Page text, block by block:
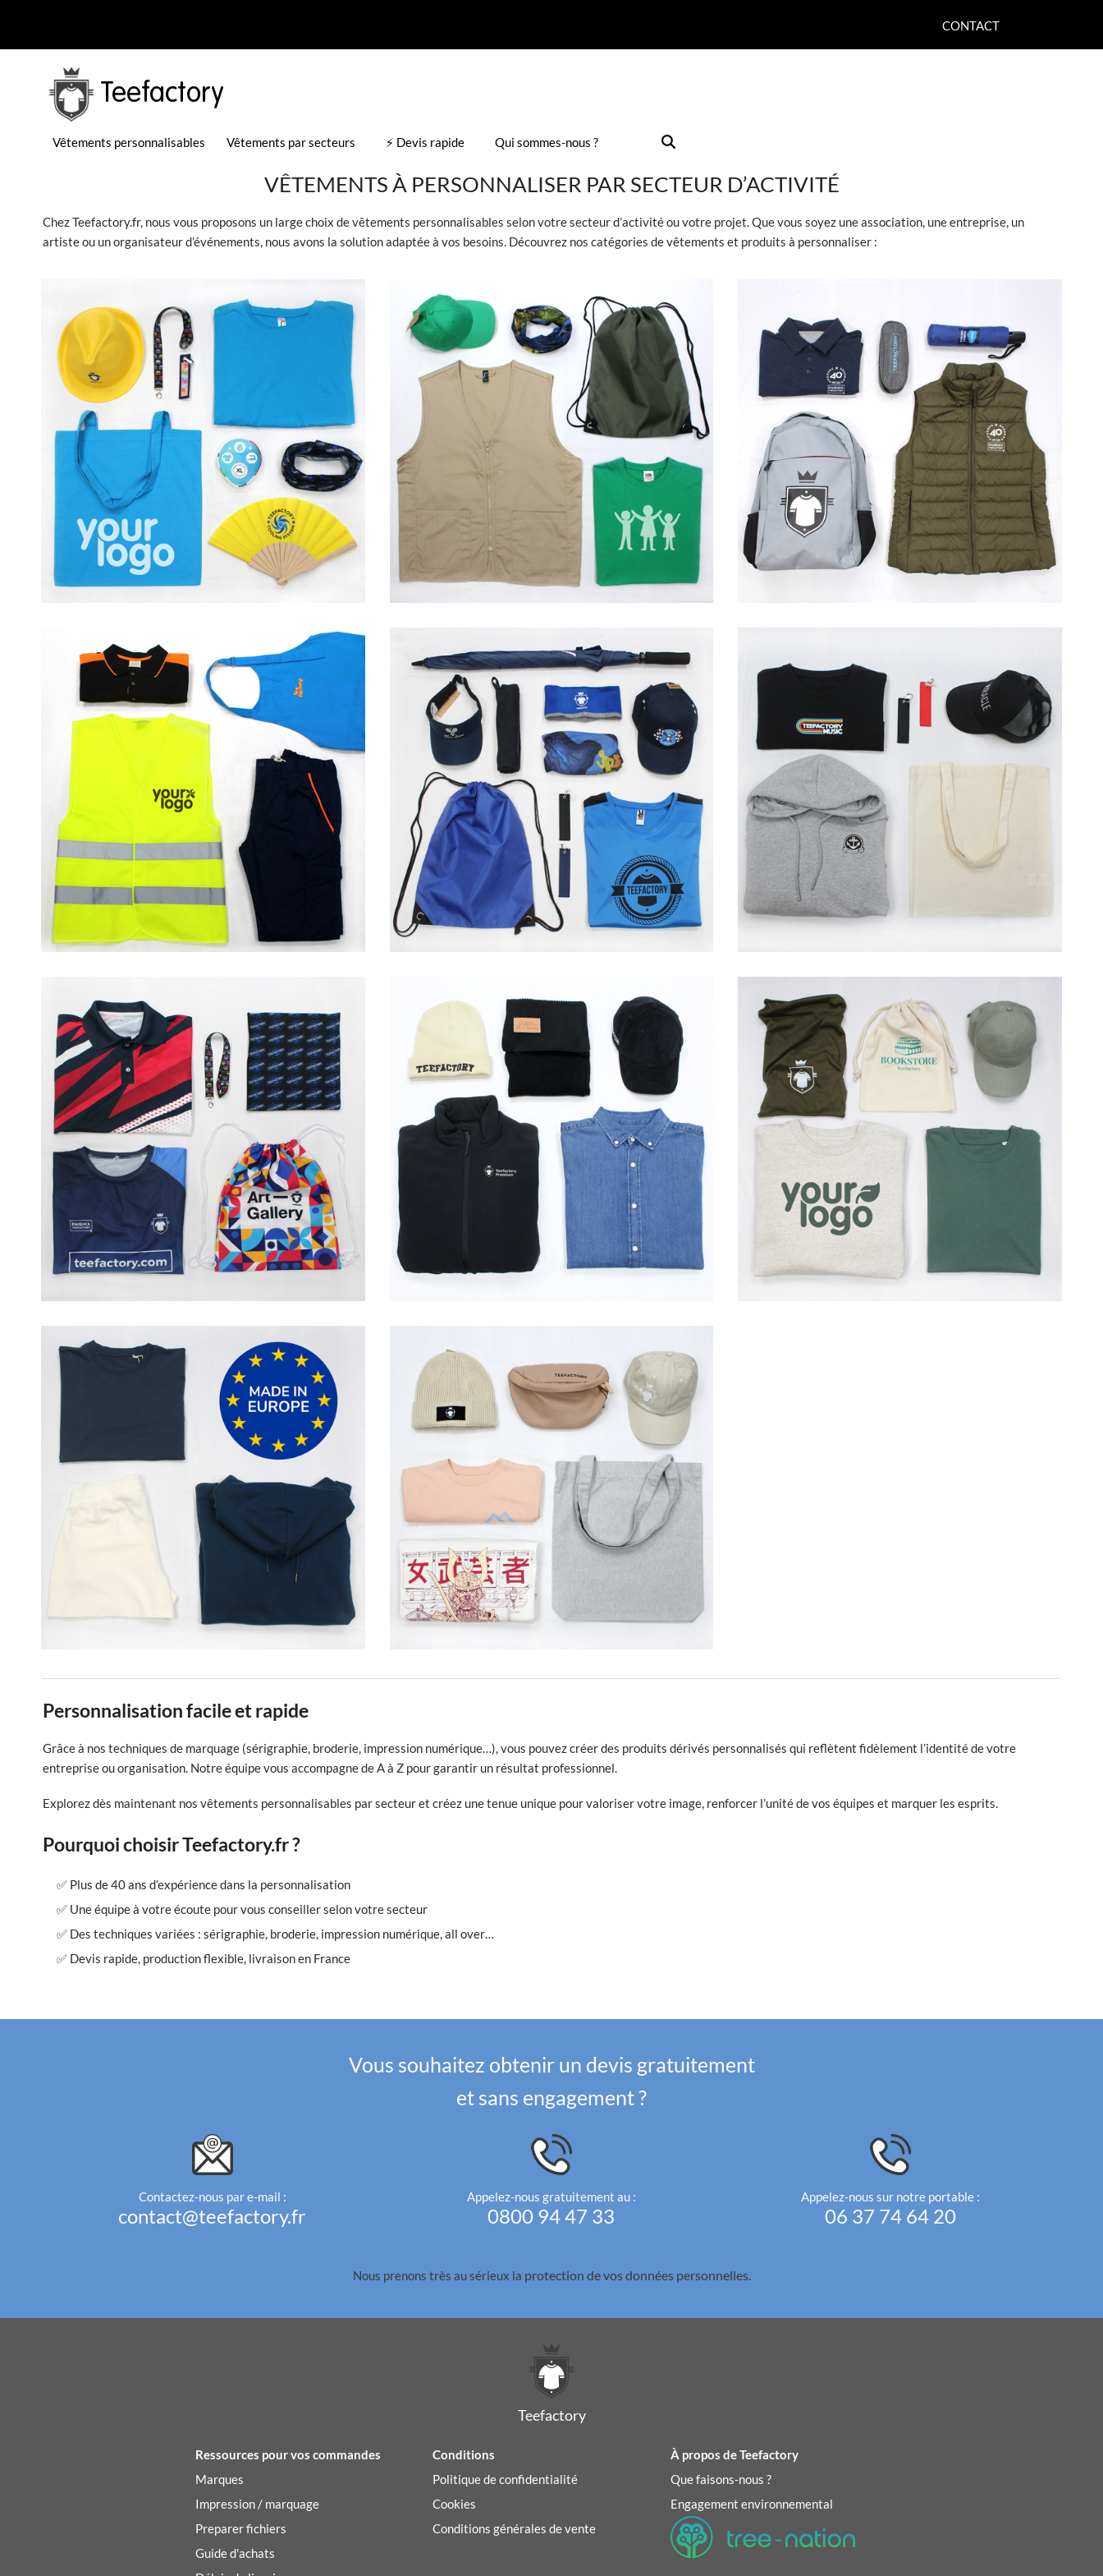
CONTACT
Teefactory
Vêtements personnalisables Vêtements par secteurs ⚡ Devis rapide Qui sommes-nous ?
VÊTEMENTS À PERSONNALISER PAR SECTEUR D’ACTIVITÉ
Chez Teefactory.fr, nous vous proposons un large choix devêtements personnalisables selon votre secteur d’activitéou votre projet. Que vous soyez une association, une entreprise, un
artiste ou un organisateur d’événements, nous avons la solution adaptée à vos besoins. Découvrez nos catégories de vêtements et produits à personnaliser :
Personnalisation facile et rapide
Grâce à nos techniques de marquage (sérigraphie, broderie, impression numérique…), vous pouvez créer des produits dérivés personnalisés qui reflètent fidèlement l’identité de votre
entreprise ou organisation. Notre équipe vous accompagne de A à Z pour garantir un résultat professionnel.
Explorez dès maintenant nos vêtements personnalisables par secteur et créez une tenue unique pour valoriser votre image, renforcer l’unité de vos équipes et marquer les esprits.
Pourquoi choisir Teefactory.fr ?
✅ Plus de 40 ans d’expérience dans la personnalisation
✅ Une équipe à votre écoute pour vous conseiller selon votre secteur
✅ Des techniques variées : sérigraphie, broderie, impression numérique, all over…
✅ Devis rapide, production flexible, livraison en France
Vous souhaitez obtenir un devis gratuitement
et sans engagement ?
Contactez-nous par e-mail :
contact@teefactory.fr
Appelez-nous gratuitement au :
0800 94 47 33
Appelez-nous sur notre portable :
06 37 74 64 20
Nous prenons très au sérieux la protection de vos données personnelles.
Teefactory
Ressources pour vos commandes
Marques
Impression / marquage
Preparer fichiers
Guide d'achats
Conditions
Politique de confidentialité
Cookies
Conditions générales de vente
À propos de Teefactory
Que faisons-nous ?
Engagement environnemental